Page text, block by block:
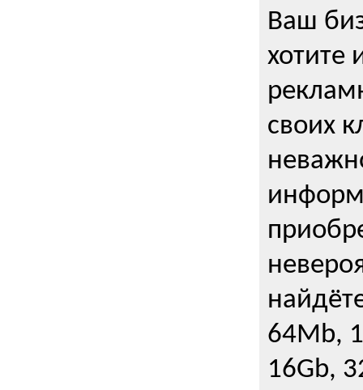
Ваш
хотите
своих
64Mb,
16Gb,